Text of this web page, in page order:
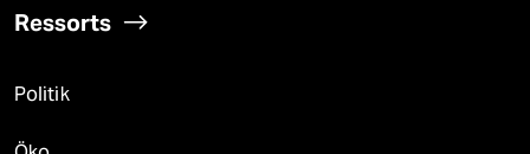
Ressorts
Politik